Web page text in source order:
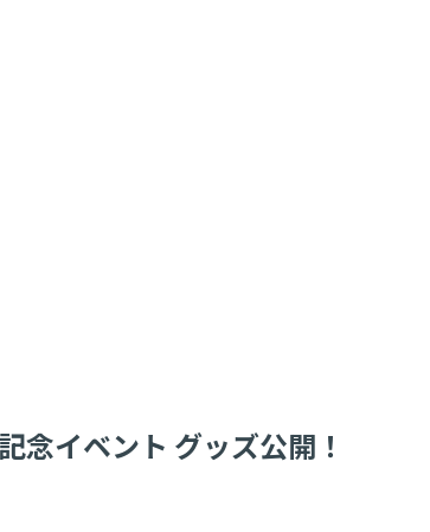
イベント グッズ公開！